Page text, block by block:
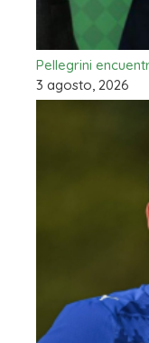
Pellegrini
3 agosto, 2026